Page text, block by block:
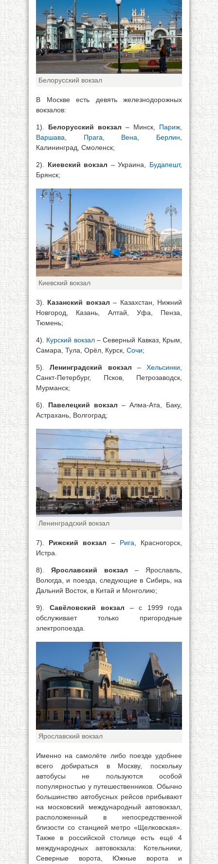
Белорусский вокзал
В Москве есть девять железнодорожных
вокзалов:
1). Белорусский вокзал – Минск, Париж
Варшава
Прага Вена Берлин
Калининград, Смоленск;
2). Киевский вокзал – Украина, Будапешт,
Брянск;
Киевский вокзал
3). Казанский вокзал – Казахстан, Нижний
Новгород, Казань, Алтай, Уфа, Пенза,
Тюмень;
4). Курский вокзал– Северный Кавказ, Крым,
Самара, Тула, Орёл, Курск, Сочи;
5).Ленинградский вокзал – Хельсинки
Санкт-Петербург, Псков, Петрозаводск,
Мурманск;
6). Павелецкий вокзал – Алма-Ата, Баку,
Астрахань, Волгоград;
Ленинградский вокзал
7). Рижский вокзал – Рига , Красногорск,
Истра.
8). Ярославский вокзал – Ярославль,
Вологда, и поезда, следующие в Сибирь, на
Дальний Восток, в Китай и Монголию;
9). Савёловский вокзал – с 1999 года
обслуживает только пригородные
электропоезда.
Ярославский вокзал
Именно на самолёте либо поезде удобнее
всего добираться в Москву, поскольку
автобусы не пользуются особой
популярностью у путешественников. Обычно
большинство автобусных рейсов прибывают
на московский международный автовокзал,
расположенный в непосредственной
близости со станцией метро «Щелковская».
Также в российской столице есть ещё 4
международных автовокзала: Котельники,
Северные ворота, Южные ворота и